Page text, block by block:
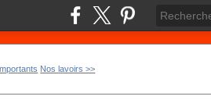
Nos lavoirs >>